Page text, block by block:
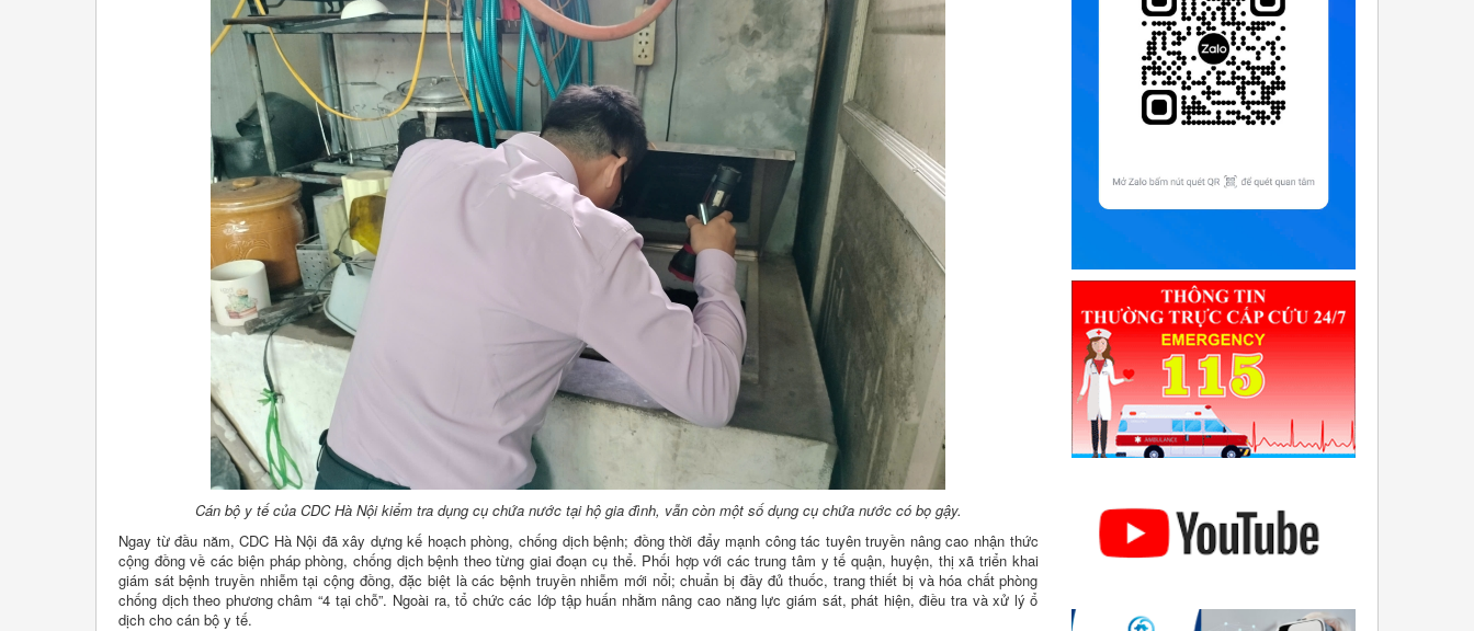
Cán bộ y tế của CDC Hà Nội kiểm tra dụng cụ chứa nước tại hộ gia đình, vẫn còn một số dụng cụ chứa nước có bọ gậy.
Ngay từ đầu năm, CDC Hà Nội đã xây dựng kế hoạch phòng, chống dịch bệnh; đồng thời đẩy mạnh công tác tuyên truyền nâng cao nhận thức
cộng đồng về các biện pháp phòng, chống dịch bệnh theo từng giai đoạn cụ thể. Phối hợp với các trung tâm y tế quận, huyện, thị xã triển khai
giám sát bệnh truyền nhiễm tại cộng đồng, đặc biệt là các bệnh truyền nhiễm mới nổi; chuẩn bị đầy đủ thuốc, trang thiết bị và hóa chất phòng
chống dịch theo phương châm “4 tại chỗ”. Ngoài ra, tổ chức các lớp tập huấn nhằm nâng cao năng lực giám sát, phát hiện, điều tra và xử lý ổ
dịch cho cán bộ y tế.